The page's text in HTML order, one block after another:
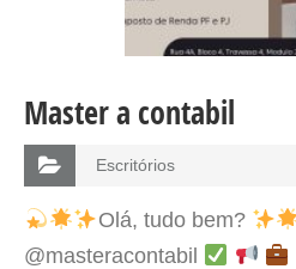
Master a contabil
Escritórios
Olá, tudo bem?
@masteracontabil